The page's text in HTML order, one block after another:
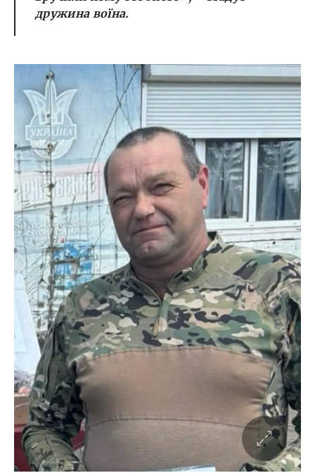
дружина воїна.